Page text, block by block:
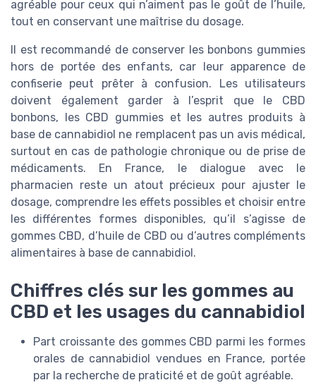
agréable pour ceux qui n’aiment pas le goût de l’huile,
tout en conservant une maîtrise du dosage.
Il est recommandé de conserver les bonbons gummies
hors de portée des enfants, car leur apparence de
confiserie peut prêter à confusion. Les utilisateurs
doivent également garder à l’esprit que le CBD
bonbons, les CBD gummies et les autres produits à
base de cannabidiol ne remplacent pas un avis médical,
surtout en cas de pathologie chronique ou de prise de
médicaments. En France, le dialogue avec le
pharmacien reste un atout précieux pour ajuster le
dosage, comprendre les effets possibles et choisir entre
les différentes formes disponibles, qu’il s’agisse de
gommes CBD, d’huile de CBD ou d’autres compléments
alimentaires à base de cannabidiol.
Chiffres clés sur les gommes au
CBD et les usages du cannabidiol
Part croissante des gommes CBD parmi les formes
orales de cannabidiol vendues en France, portée
par la recherche de praticité et de goût agréable.